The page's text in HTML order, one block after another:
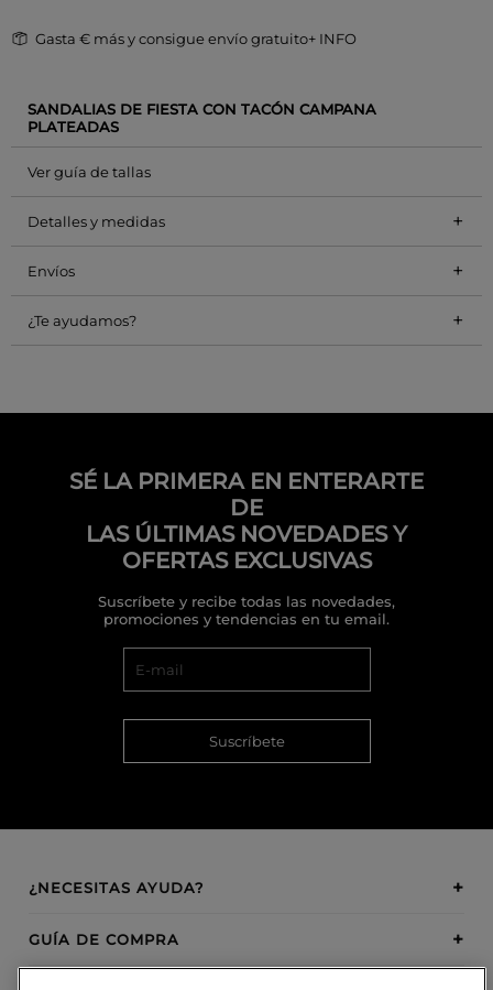
Gasta € más y consigue envío gratuito+ INFO
SANDALIAS DE FIESTA CON TACÓN CAMPANA
PLATEADAS
Ver guía de tallas
Detalles y medidas +
Envíos +
¿Te ayudamos? +
SÉ LA PRIMERA EN ENTERARTE
DE
LAS ÚLTIMAS NOVEDADES Y
OFERTAS EXCLUSIVAS
Suscríbete y recibe todas las novedades,
promociones y tendencias en tu email.
Suscríbete
¿NECESITAS AYUDA?
GUÍA DE COMPRA